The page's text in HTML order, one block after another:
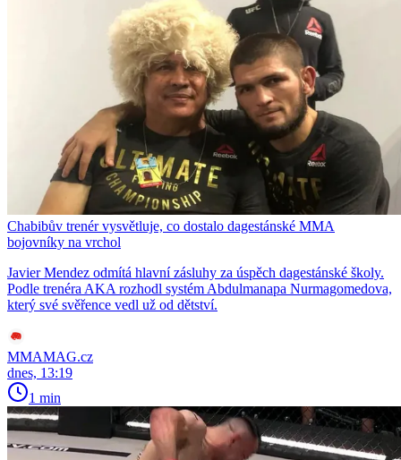
Chabibův trenér vysvětluje, co dostalo dagestánské MMA
bojovníky na vrchol
Javier Mendez odmítá hlavní zásluhy za úspěch dagestánské školy.
Podle trenéra AKA rozhodl systém Abdulmanapa Nurmagomedova,
který své svěřence vedl už od dětství.
MMAMAG.cz
dnes, 13:19
1 min